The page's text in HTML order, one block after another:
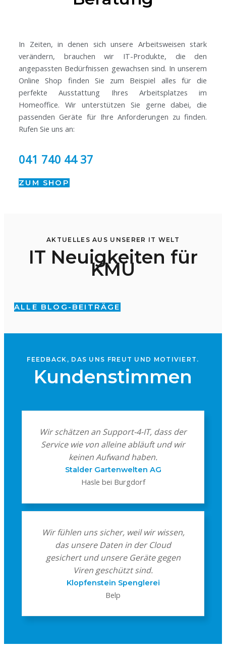
In Zeiten, in denen sich unsere Arbeitsweisen stark
verändern, brauchen wir IT-Produkte, die den
angepassten Bedürfnissen gewachsen sind. In unserem
Online Shop finden Sie zum Beispiel alles für die
perfekte Ausstattung Ihres Arbeitsplatzes im
Homeoffice. Wir unterstützen Sie gerne dabei, die
passenden Geräte für Ihre Anforderungen zu finden.
Rufen Sie uns an:
041 740 44 37
ZUM SHOP
AKTUELLES AUS UNSERER IT WELT
IT Neuigkeiten für
KMU
ALLE BLOG-BEITRÄGE
FEEDBACK, DAS UNS FREUT UND MOTIVIERT.
Kundenstimmen
Wir schätzen an Support-4-IT, dass der
Service wie von alleine abläuft und wir
keinen Aufwand haben.
Stalder Gartenwelten AG
Hasle bei Burgdorf
Wir fühlen uns sicher, weil wir wissen,
das unsere Daten in der Cloud
gesichert und unsere Geräte gegen
Viren geschützt sind.
Klopfenstein Spenglerei
Belp